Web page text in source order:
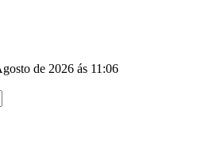
de 2026 ás 11:06